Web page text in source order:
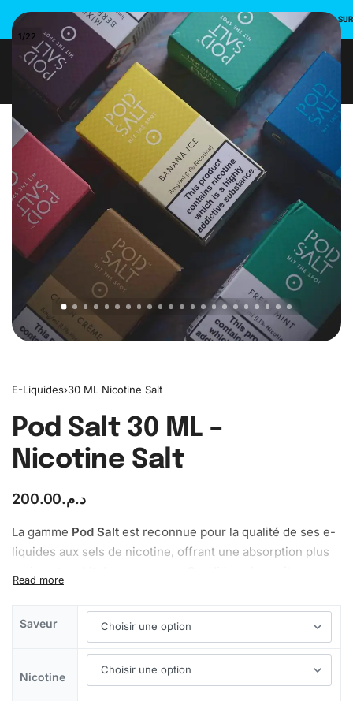
INSCRIVEZ-VOUS ET UTILISEZ LE CODE PROMO POUR UNE REMISE DE 10 %
1/22
E-Liquides›30 ML Nicotine Salt
Pod Salt 30 ML –
Nicotine Salt
د.م.200.00
La gamme Pod Salt est reconnue pour la qualité de ses e-
liquides aux sels de nicotine, offrant une absorption plus
: 30ml
: Nicotine Salt
Origine
: UK
Saveur
Nicotine